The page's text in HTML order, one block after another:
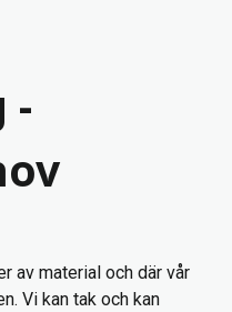
-
av material och där vår
Vi kan tak och kan